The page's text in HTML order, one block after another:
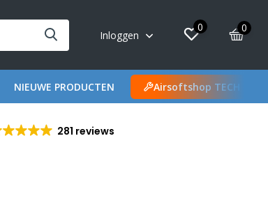
Inloggen
0 0
NIEUWE PRODUCTEN Airsoftshop TECH
281 reviews